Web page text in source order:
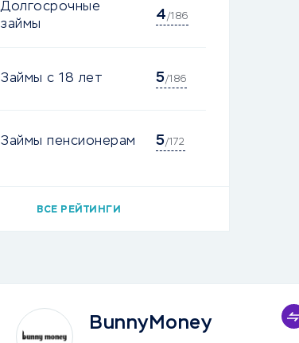
Долгосрочные
займы
4/186
Займы с 18 лет 5/186
Займы пенсионерам 5/172
ВСЕ РЕЙТИНГИ
BunnyMoney